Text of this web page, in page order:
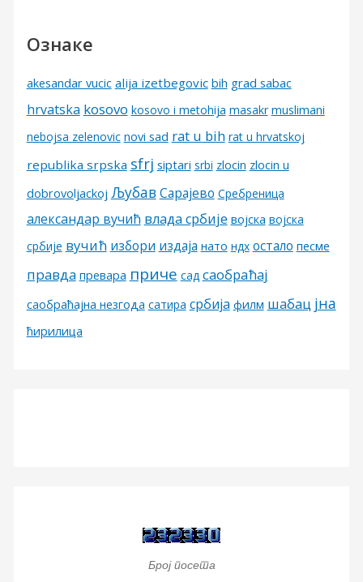
Ознаке
akesandar vucic alija izetbegovic bih grad sabac
hrvatska kosovo kosovo i metohija masakr muslimani
nebojsa zelenovic novi sad rat u bih rat u hrvatskoj
republika srpska sfrj siptari srbi zlocin zlocin u
dobrovoljackoj Љубав Сарајево Сребреница
александар вучић влада србије војска војска
србије вучић избори издаја нато ндх остало песме
правда превара приче сад саобраћај
саобраћајна незгода сатира србија филм шабац јна
ћирилица
Број посета